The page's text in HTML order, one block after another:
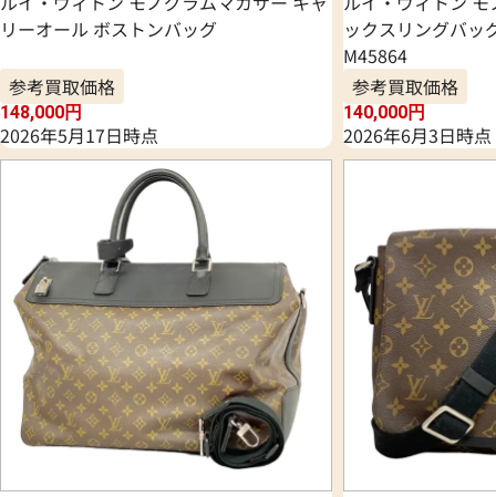
リーオール ボストンバッグ
参考買取価格
148,000円
2026年5月17日時点
ックスリングバッ
M45864
参考買取価格
140,000円
2026年6月3日時点